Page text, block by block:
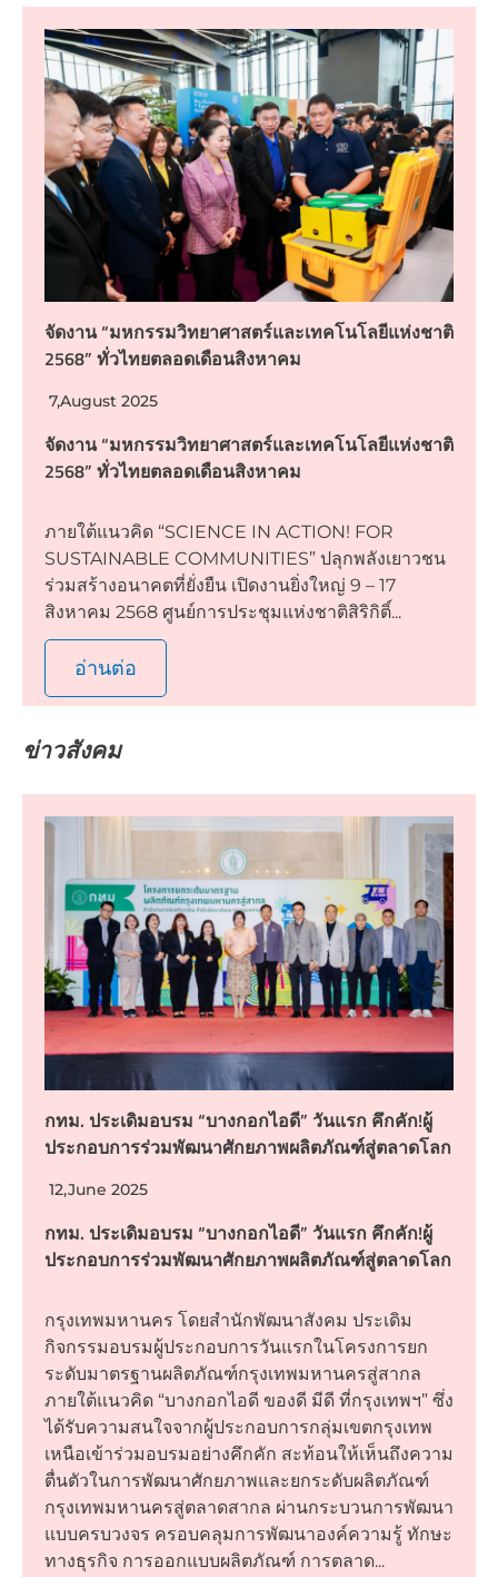
จัดงาน “มหกรรมวิทยาศาสตร์และเทคโนโลยีแห่งชาติ
2568” ทั่วไทยตลอดเดือนสิงหาคม
7,August 2025
จัดงาน “มหกรรมวิทยาศาสตร์และเทคโนโลยีแห่งชาติ
2568” ทั่วไทยตลอดเดือนสิงหาคม
ภายใต้แนวคิด “SCIENCE IN ACTION! FOR
SUSTAINABLE COMMUNITIES” ปลุกพลังเยาวชน
ร่วมสร้างอนาคตที่ยั่งยืน เปิดงานยิ่งใหญ่ 9 – 17
สิงหาคม 2568 ศูนย์การประชุมแห่งชาติสิริกิติ์...
อ่านต่อ
ข่าวสังคม
กทม. ประเดิมอบรม “บางกอกไอดี” วันแรก คึกคัก!ผู้
ประกอบการร่วมพัฒนาศักยภาพผลิตภัณฑ์สู่ตลาดโลก
12,June 2025
กทม. ประเดิมอบรม “บางกอกไอดี” วันแรก คึกคัก!ผู้
ประกอบการร่วมพัฒนาศักยภาพผลิตภัณฑ์สู่ตลาดโลก
กรุงเทพมหานคร โดยสำนักพัฒนาสังคม ประเดิม
กิจกรรมอบรมผู้ประกอบการวันแรกในโครงการยก
ระดับมาตรฐานผลิตภัณฑ์กรุงเทพมหานครสู่สากล
ภายใต้แนวคิด “บางกอกไอดี ของดี มีดี ที่กรุงเทพฯ” ซึ่ง
ได้รับความสนใจจากผู้ประกอบการกลุ่มเขตกรุงเทพ
เหนือเข้าร่วมอบรมอย่างคึกคัก สะท้อนให้เห็นถึงความ
ตื่นตัวในการพัฒนาศักยภาพและยกระดับผลิตภัณฑ์
กรุงเทพมหานครสู่ตลาดสากล ผ่านกระบวนการพัฒนา
แบบครบวงจร ครอบคลุมการพัฒนาองค์ความรู้ ทักษะ
ทางธุรกิจ การออกแบบผลิตภัณฑ์ การตลาด...